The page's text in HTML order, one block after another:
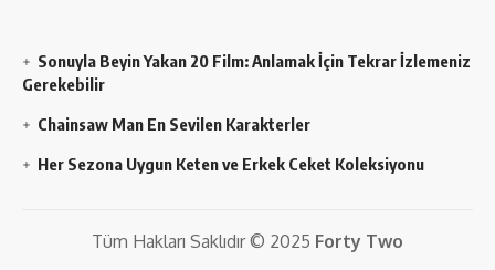
Sonuyla Beyin Yakan 20 Film: Anlamak İçin Tekrar İzlemeniz
Gerekebilir
Chainsaw Man En Sevilen Karakterler
Her Sezona Uygun Keten ve Erkek Ceket Koleksiyonu
Tüm Hakları Saklıdır © 2025 Forty Two